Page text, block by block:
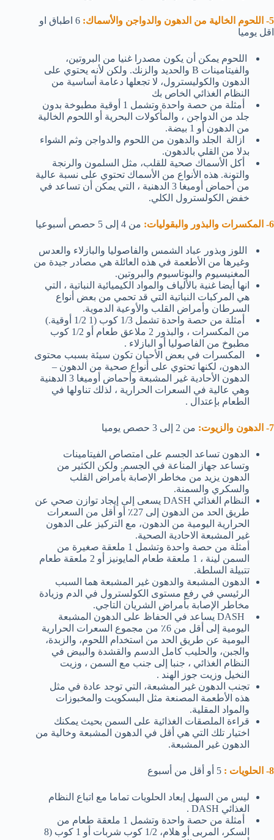
5- اللحوم الخالية من الدهون والدواجن والأسماك:
6 اطباق او
اقل يوميا
اللحوم يمكن أن يكون مصدرا غنيا من البروتين،
والفيتامينات B والحديد والزنك. ولكن لأنه يحتوي على
الدهون والكوليسترول، لا تجعلها دعامة أساسية من
النظام الغذائي الخاص بك
أمثلة من حصة واحدة وتشمل 1 أوقية مطبوخة بدون
جلد من الدواجن ، والمأكولات البحرية أو اللحوم الخالية
من الدهون أو 1 بيضة.
ازالة الجلد والدهون من اللحوم والدواجن وثم الشواء
بدلا من القلي بالدهون.
أكل الأسماك صحية للقلب، مثل السلمون والرنجة
والتونة. هذه الأنواع من الأسماك تحتوي على نسبة عالية
من أحماض أوميغا 3 الدهنية ، التي يمكن أن تساعد في
خفض الكولسترول الكلي.
6- المكسرات والبذور والبقوليات: من 4 إلى 5 حصص أسبوعيا
اللوز وبذور عباد الشمس والفاصوليا والبازلاء والعدس
وغيرها من الأطعمة في هذه العائلة هي مصادر جيدة من
المغنيسيوم والبوتاسيوم والبروتين.
انها أيضا غنية بالألياف والمواد الكيميائية النباتية ، التي
هي المركبات النباتية التي قد تحمي من بعض أنواع
السرطان وأمراض القلب والأوعية الدموية.
أمثلة من حصة واحدة تشمل 1/3 كوب (1 1/2 أوقية.)
من المكسرات ، والبذور 2 ملاعق طعام أو 1/2 كوب
مطبوخ من الفاصوليا أو البازلاء .
المكسرات في بعض الأحيان تكون سيئة بسبب محتوى
الدهون، لكنها تحتوي على أنواع صحية من الدهون –
الدهون الأحادية غير المشبعة وأحماض أوميغا 3 الدهنية
وهي عالية في السعرات الحرارية ، لذلك تناولها في
الطعام بإعتدال .
7- الدهون والزيوت: من 2 إلى 3 حصص يوميا
الدهون تساعد الجسم على امتصاص الفيتامينات
وتساعد جهاز المناعة في الجسم. ولكن الكثير من
الدهون يزيد من مخاطر الإصابة بأمراض القلب
والسكري والسمنة.
النظام الغذائي DASH يسعى إلى إيجاد توازن صحي عن
طريق الحد من الدهون إلى 27٪ أو أقل من السعرات
الحرارية اليومية من الدهون، مع التركيز على الدهون
غير المشبعة الاحادية الصحية.
أمثلة من حصة واحدة وتشمل 1 ملعقة صغيرة من
السمن لينة ، 1 ملعقة طعام المايونيز أو 2 ملعقة طعام
تتبيلة السلطة.
الدهون المشبعة والدهون غير المشبعة هما السبب
الرئيسي في رفع مستوى الكولسترول في الدم وزيادة
مخاطر الإصابة بأمراض الشريان التاجي.
DASH يساعد في الحفاظ على الدهون المشبعة
اليومية إلى أقل من 6٪ من مجموع السعرات الحرارية
اليومية عن طريق الحد من استخدام اللحوم، والزبدة،
والجبن، والحليب كامل الدسم والقشدة والبيض في
النظام الغذائي ، جنبا إلى جنب مع السمن ، وزيت
النخيل وزيت جوز الهند .
تجنب الدهون غير المشبعة، التي توجد عادة في مثل
هذه الأطعمة المصنعة مثل البسكويت والمخبوزات
والمواد المقلية.
قراءة الملصقات الغذائية على السمن بحيث يمكنك
اختيار تلك التي هي أقل في الدهون المشبعة وخالية من
الدهون غير المشبعة.
8- الحلويات :
ليس من السهل إبعاد الحلويات تماما مع اتباع النظام
الغذائي DASH .
أمثلة من حصة واحدة وتشمل 1 ملعقة طعام من
السكر، المربى أو هلام، 1/2 كوب شربات أو 1 كوب (8